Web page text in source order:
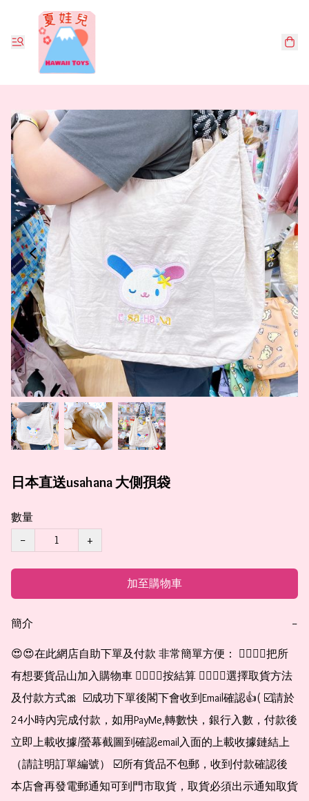
日本直送usahana 大側孭袋
數量
−
+
加至購物車
簡介 −
😍😍在此網店自助下單及付款 非常簡單方便： 👉🏻👉🏻把所
有想要貨品山加入購物車 👉🏻👉🏻按結算 👉🏻👉🏻選擇取貨方法
及付款方式🎀  ☑️成功下單後閣下會收到Email確認👍( ☑️請於
24小時內完成付款，如用PayMe,轉數快，銀行入數，付款後
立即上載收據/螢幕截圖到確認email入面的上載收據鏈結上
（請註明訂單編號） ☑️所有貨品不包郵，收到付款確認後
本店會再發電郵通知可到門市取貨，取貨必須出示通知取貨